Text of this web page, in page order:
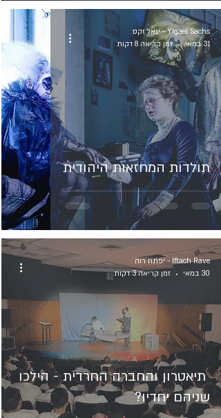
תולדות המחזאות היהודית
Yigael Sachs - יגאל זקס
31 במאי
זמן קריאה 8 דקות
תיאטרון והחברה החרדית - הילכו
שניהם יחדיו?
Iftach Rave - יפתח רוה
30 במאי
זמן קריאה 3 דקות